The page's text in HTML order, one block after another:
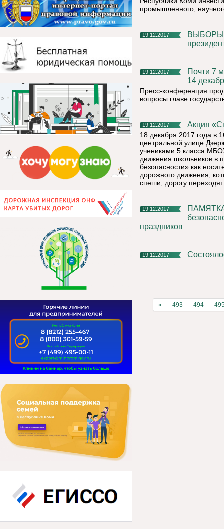
промышленного,
19.12.2017
ВЫБОРЫ ПРЕЗИДЕНТА РОССИИ Памфилова дала старт
19.12.2017
Почти 7 млн россиян посмотрели пресс-конференцию Путина
14
Пресс-конференция
вопросы главе
19.12.2017 Акция
18 декабря 2017 года в
центральной улице
учениками 5 класса
движения школьников в
безопасности» как
дорожного движения,
спеши, дорогу
19.12.2017
ПАМЯТКА по соблюдению мер антитеррористической
праздников
19.12.2017
« 493 494